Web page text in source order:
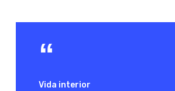
Vida interior